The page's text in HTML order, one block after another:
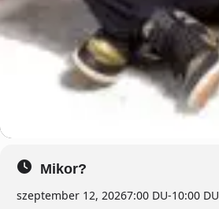
Mikor?
szeptember 12, 20267:00 DU-10:00 DU